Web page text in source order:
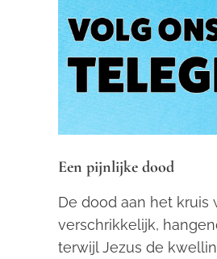
Een pijnlijke dood
De dood aan het
verschrikkelijk,
terwijl Jezus de